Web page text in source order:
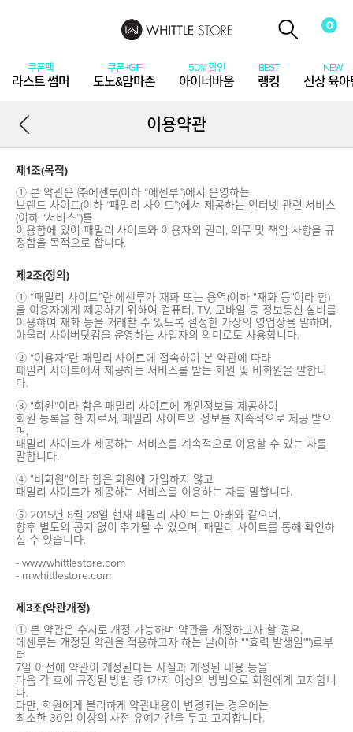
0
라스트 썸머 도노&맘마존 아이너바움 랭킹 신상 육
이용약관
제1조(목적)
① 본 약관은 ㈜에센루(이하 “에센루”)에서 운영하는
브랜드 사이트(이하 “패밀리 사이트”)에서 제공하는 인터넷 관련 서비스
(이하 “서비스”)를
이용함에 있어 패밀리 사이트와 이용자의 권리, 의무 및 책임 사항을 규
정함을 목적으로 합니다.
제2조(정의)
① “패밀리 사이트”란 에센루가 재화 또는 용역(이하 "재화 등"이라 함)
을 이용자에게 제공하기 위하여 컴퓨터, TV, 모바일 등 정보통신 설비를
이용하여 재화 등을 거래할 수 있도록 설정한 가상의 영업장을 말하며,
아울러 사이버닷컴을 운영하는 사업자의 의미로도 사용합니다.
② “이용자”란 패밀리 사이트에 접속하여 본 약관에 따라
패밀리 사이트에서 제공하는 서비스를 받는 회원 및 비회원을 말합니
다.
③ "회원"이라 함은 패밀리 사이트에 개인정보를 제공하여
회원 등록을 한 자로서, 패밀리 사이트의 정보를 지속적으로 제공 받으
며,
패밀리 사이트가 제공하는 서비스를 계속적으로 이용할 수 있는 자를
말합니다.
④ "비회원"이라 함은 회원에 가입하지 않고
패밀리 사이트가 제공하는 서비스를 이용하는 자를 말합니다.
⑤ 2015년 8월 28일 현재 패밀리 사이트는 아래와 같으며,
향후 별도의 공지 없이 추가될 수 있으며, 패밀리 사이트를 통해 확인하
실 수 있습니다.
- www.whittlestore.com
- m.whittlestore.com
제3조(약관개정)
① 본 약관은 수시로 개정 가능하며 약관을 개정하고자 할 경우,
에센루는 개정된 약관을 적용하고자 하는 날(이하 ""효력 발생일"")로부
터
7일 이전에 약관이 개정된다는 사실과 개정된 내용 등을
다음 각 호에 규정된 방법 중 1가지 이상의 방법으로 회원에게 고지합니
다.
다만, 회원에게 불리하게 약관내용이 변경되는 경우에는
최소한 30일 이상의 사전 유예기간을 두고 고지합니다.